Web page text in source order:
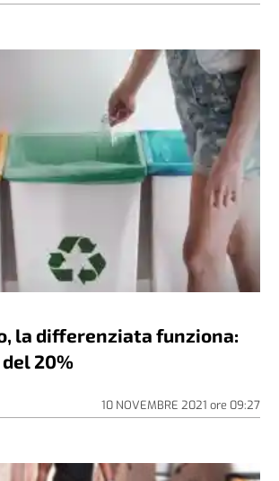
la differenziata funziona:
20%
10 NOVEMBRE 2021 ore 09:27